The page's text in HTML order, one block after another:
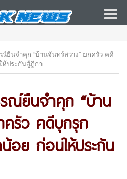
ยืนจำคุก “บ้านจันทร์สว่าง” ยกครัว คดี
ประกันสู้ฎีกา
ณ์ยืนจำคุก “บ้าน
ครัว คดีบุกรุก
อย ก่อนให้ประกัน